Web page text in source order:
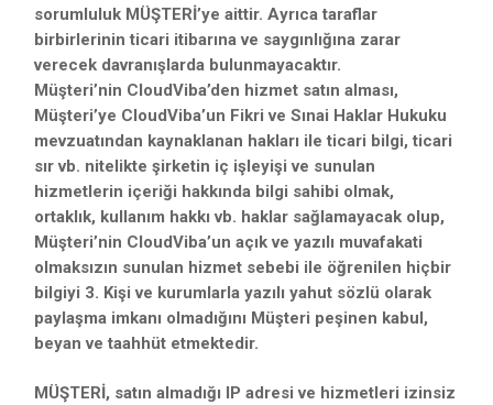
sorumluluk MÜŞTERİ’ye aittir. Ayrıca taraflar
birbirlerinin ticari itibarına ve saygınlığına zarar
verecek davranışlarda bulunmayacaktır.
Müşteri’nin CloudViba’den hizmet satın alması,
Müşteri’ye CloudViba’un Fikri ve Sınai Haklar Hukuku
mevzuatından kaynaklanan hakları ile ticari bilgi, ticari
sır vb. nitelikte şirketin iç işleyişi ve sunulan
hizmetlerin içeriği hakkında bilgi sahibi olmak,
ortaklık, kullanım hakkı vb. haklar sağlamayacak olup,
Müşteri’nin CloudViba’un açık ve yazılı muvafakati
olmaksızın sunulan hizmet sebebi ile öğrenilen hiçbir
bilgiyi 3. Kişi ve kurumlarla yazılı yahut sözlü olarak
paylaşma imkanı olmadığını Müşteri peşinen kabul,
beyan ve taahhüt etmektedir.
MÜŞTERİ, satın almadığı IP adresi ve hizmetleri izinsiz